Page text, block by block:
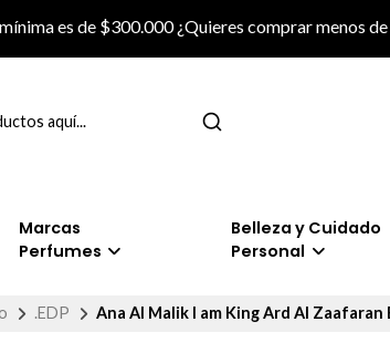
es de $300.000 ¿Quieres comprar menos
Marcas
Perfumes
Belleza y Cuidado
Personal
.EDP Ana Al Malik I am King Ard Al Zaafaran